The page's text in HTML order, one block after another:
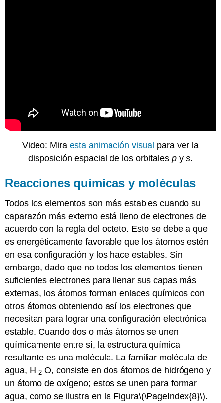
Video: Mira esta animación visual para ver la
disposición espacial de los orbitales p y s.
Reacciones químicas y moléculas
Todos los elementos son más estables cuando su
caparazón más externo está lleno de electrones de
acuerdo con la regla del octeto. Esto se debe a que
es energéticamente favorable que los átomos estén
en esa configuración y los hace estables. Sin
embargo, dado que no todos los elementos tienen
suficientes electrones para llenar sus capas más
externas, los átomos formanenlaces químicos con
otros átomos obteniendo así los electrones que
necesitan para lograr una configuración electrónica
estable. Cuando dos o más átomos se unen
químicamente entre sí, la estructura química
resultante es una molécula. La familiar molécula de
agua, H 2 O, consiste en dos átomos de hidrógeno y
un átomo de oxígeno; estos se unen para formar
agua, como se ilustra en la Figura\(\PageIndex{8}\).